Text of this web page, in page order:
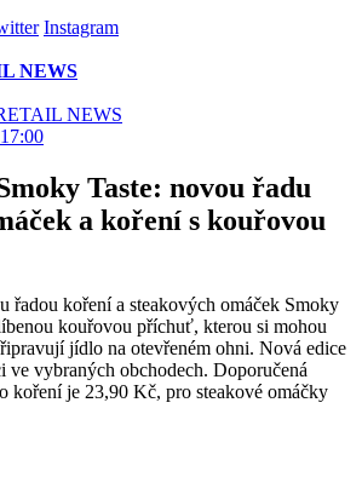
Instagram
NEWS
NEWS
Taste: novou řadu
a koření s kouřovou
řadou koření a steakových omáček Smoky
kouřovou příchuť, kterou si mohou
jídlo na otevřeném ohni. Nová edice
ve vybraných obchodech. Doporučená
koření je 23,90 Kč, pro steakové omáčky